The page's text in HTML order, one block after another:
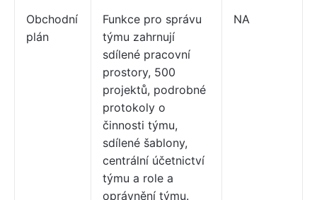
Obchodní
plán
Funkce pro správu
týmu zahrnují
sdílené pracovní
prostory, 500
projektů, podrobné
protokoly o
činnosti týmu,
sdílené šablony,
centrální účetnictví
týmu a role a
oprávnění týmu.
NA